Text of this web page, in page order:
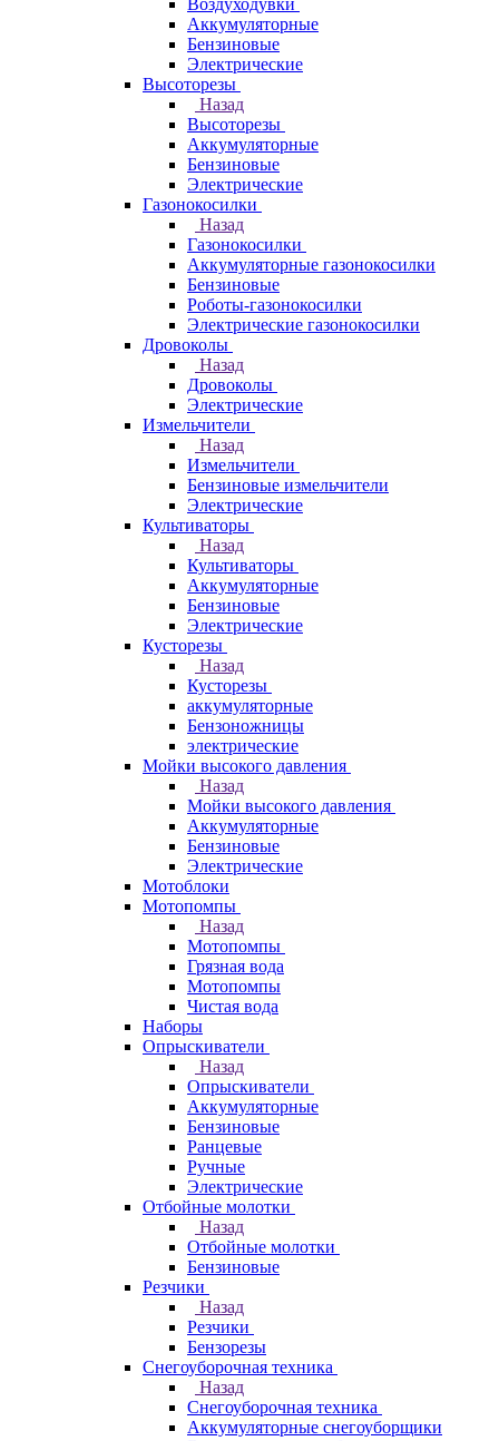
Воздуходувки
Аккумуляторные
Бензиновые
Электрические
Высоторезы
Назад
Высоторезы
Аккумуляторные
Бензиновые
Электрические
Газонокосилки
Назад
Газонокосилки
Аккумуляторные газонокосилки
Бензиновые
Роботы-газонокосилки
Электрические газонокосилки
Дровоколы
Назад
Дровоколы
Электрические
Измельчители
Назад
Измельчители
Бензиновые измельчители
Электрические
Культиваторы
Назад
Культиваторы
Аккумуляторные
Бензиновые
Электрические
Кусторезы
Назад
Кусторезы
аккумуляторные
Бензоножницы
электрические
Мойки высокого давления
Назад
Мойки высокого давления
Аккумуляторные
Бензиновые
Электрические
Мотоблоки
Мотопомпы
Назад
Мотопомпы
Грязная вода
Мотопомпы
Чистая вода
Наборы
Опрыскиватели
Назад
Опрыскиватели
Аккумуляторные
Бензиновые
Ранцевые
Ручные
Электрические
Отбойные молотки
Назад
Отбойные молотки
Бензиновые
Резчики
Назад
Резчики
Бензорезы
Снегоуборочная техника
Назад
Снегоуборочная техника
Аккумуляторные снегоуборщики